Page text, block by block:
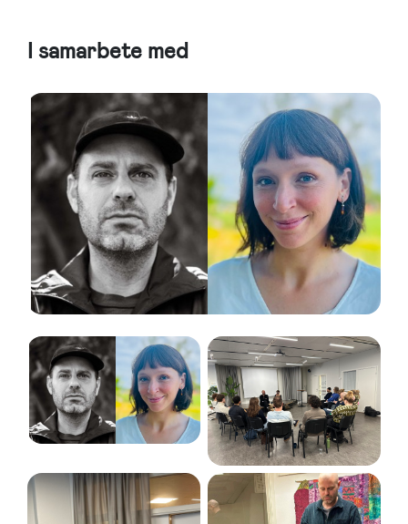
I samarbete med